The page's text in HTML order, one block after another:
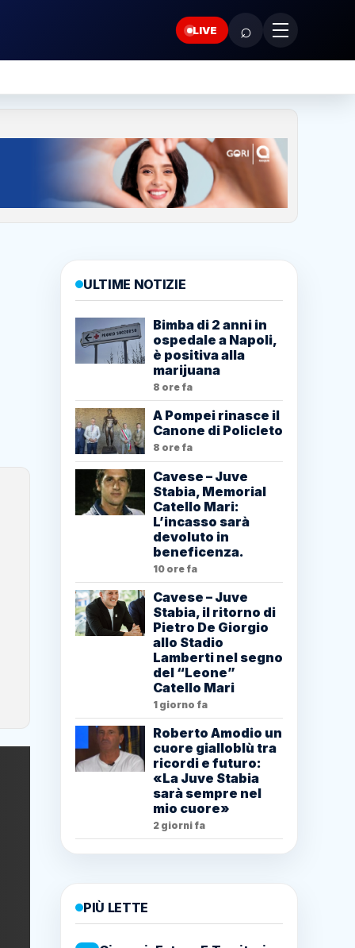
LIVE ⌕
ULTIME NOTIZIE
Bimba di 2 anni in
ospedale a Napoli,
è positiva alla
marijuana
8 ore fa
A Pompei rinasce il
Canone di Policleto
8 ore fa
Cavese – Juve
Stabia, Memorial
Catello Mari:
L’incasso sarà
devoluto in
beneficenza.
10 ore fa
Cavese – Juve
Stabia, il ritorno di
Pietro De Giorgio
allo Stadio
Lamberti nel segno
del “Leone”
Catello Mari
1 giorno fa
Roberto Amodio un
cuore gialloblù tra
ricordi e futuro:
«La Juve Stabia
sarà sempre nel
mio cuore»
2 giorni fa
PIÙ LETTE